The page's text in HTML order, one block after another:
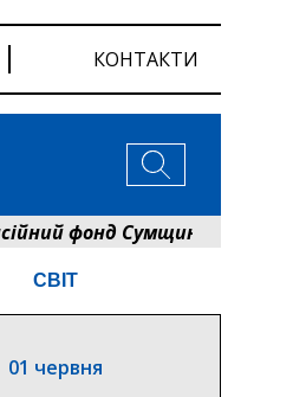
КОНТАКТИ
фонд Сумщини розпочав
СВІТ
01 червня